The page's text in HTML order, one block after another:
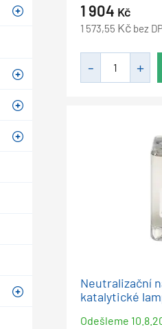
1 904 Kč
1 573,55 Kč bez
Neutralizační
katalytické
Odešleme